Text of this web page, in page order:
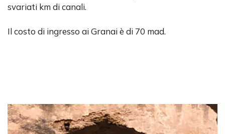
svariati km di canali.
Il costo di ingresso ai Granai è di 70 mad.